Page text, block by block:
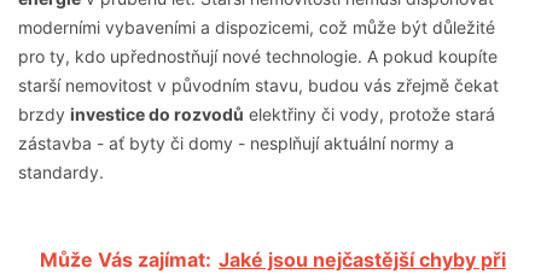
moderními vybaveními a dispozicemi, což může být důležité
pro ty, kdo upřednostňují nové technologie. A pokud koupíte
starší nemovitost v původním stavu, budou vás zřejmě čekat
brzdy investice do rozvodů elektřiny či vody, protože stará
zástavba - ať byty či domy - nesplňují aktuální normy a
standardy.
Může Vás zajímat: Jaké jsou nejčastější chyby při